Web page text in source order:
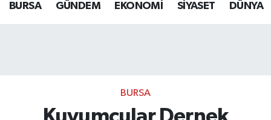
BURSA GÜNDEM EKONOMİ SİYASET DÜNYA
BURSA
Bursa Namaz Vakitleri